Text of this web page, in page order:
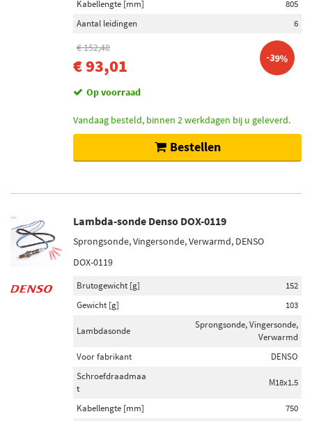
Kabellengte [mm]
805
Aantal leidingen
6
€ 152,48
€ 93,01 -39%
Op voorraad
Vandaag besteld, binnen 2 werkdagen bij u geleverd.
Bestellen
Lambda-sonde Denso DOX-0119
Sprongsonde, Vingersonde, Verwarmd, DENSO
DOX-0119
Brutogewicht [g]
152
Gewicht [g]
103
Lambdasonde
Sprongsonde, Vingersonde,
Verwarmd
Voor fabrikant
DENSO
Schroefdraadmaa
t
M18x1.5
Kabellengte [mm]
750